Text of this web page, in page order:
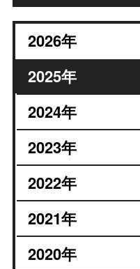
2026年
2025年
2024年
2023年
2022年
2021年
2020年